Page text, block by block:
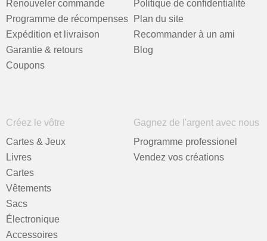
Renouveler commande
Programme de récompenses
Expédition et livraison
Garantie & retours
Coupons
Politique de confidentialité
Plan du site
Recommander à un ami
Blog
Créez le vôtre
Cartes & Jeux
Livres
Cartes
Vêtements
Sacs
Électronique
Accessoires
Gagnez de l'argent avec nous
Programme professionel
Vendez vos créations